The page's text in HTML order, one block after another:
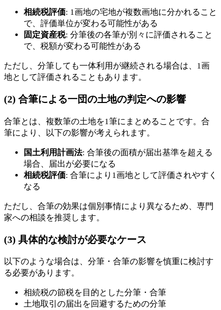
相続税評価: 1画地の宅地が複数画地に分かれること
で、評価単位が変わる可能性がある
固定資産税: 分筆後の各筆が別々に評価されること
で、税額が変わる可能性がある
ただし、分筆しても一体利用が継続される場合は、1画
地として評価されることもあります。
(2) 合筆による一団の土地の判定への影響
合筆とは、複数筆の土地を1筆にまとめることです。合
筆により、以下の影響が考えられます。
国土利用計画法: 合筆後の面積が届出基準を超える
場合、届出が必要になる
相続税評価: 合筆により1画地として評価されやすく
なる
ただし、合筆の効果は個別事情により異なるため、専門
家への相談を推奨します。
(3) 具体的な検討が必要なケース
以下のような場合は、分筆・合筆の影響を慎重に検討す
る必要があります。
相続税の節税を目的とした分筆・合筆
土地取引の届出を回避するための分筆